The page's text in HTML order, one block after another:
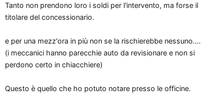
Tanto non prendono loro i soldi per l'intervento, ma forse il
titolare del concessionario.
e per una mezz'ora in più non se la rischierebbe nessuno....
(i meccanici hanno parecchie auto da revisionare e non si
perdono certo in chiacchiere)
Questo è quello che ho potuto notare presso le officine.